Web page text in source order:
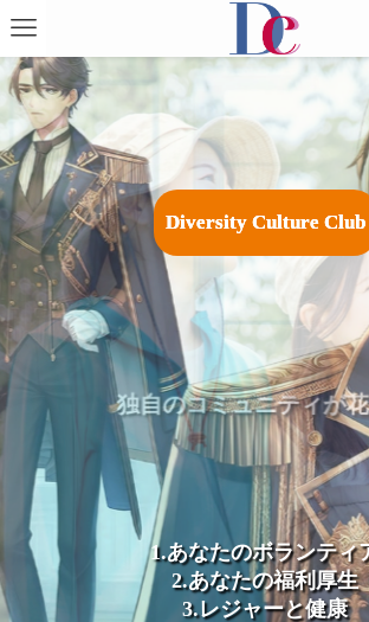
Diversity Culture Club
広がる祭りやイベン
1.あなたのボランティ
2.あなたの福利厚生
3.レジャーと健康